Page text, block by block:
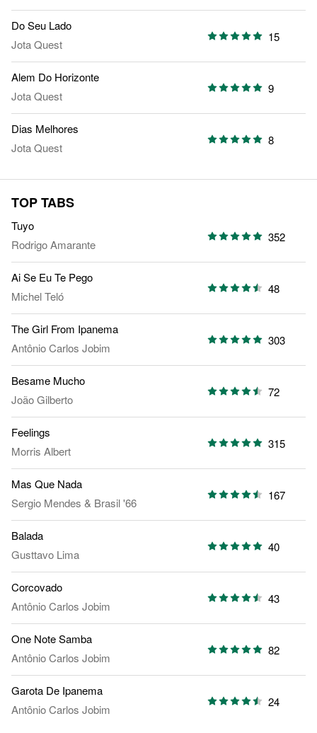
Do Seu Lado
Jota Quest
15
Alem Do Horizonte
Jota Quest
9
Dias Melhores
Jota Quest
8
TOP TABS
Tuyo
Rodrigo Amarante
352
Ai Se Eu Te Pego
Michel Teló
48
The Girl From Ipanema
Antônio Carlos Jobim
303
Besame Mucho
João Gilberto
72
Feelings
Morris Albert
315
Mas Que Nada
Sergio Mendes & Brasil '66
167
Balada
Gusttavo Lima
40
Corcovado
Antônio Carlos Jobim
43
One Note Samba
Antônio Carlos Jobim
82
Garota De Ipanema
Antônio Carlos Jobim
24